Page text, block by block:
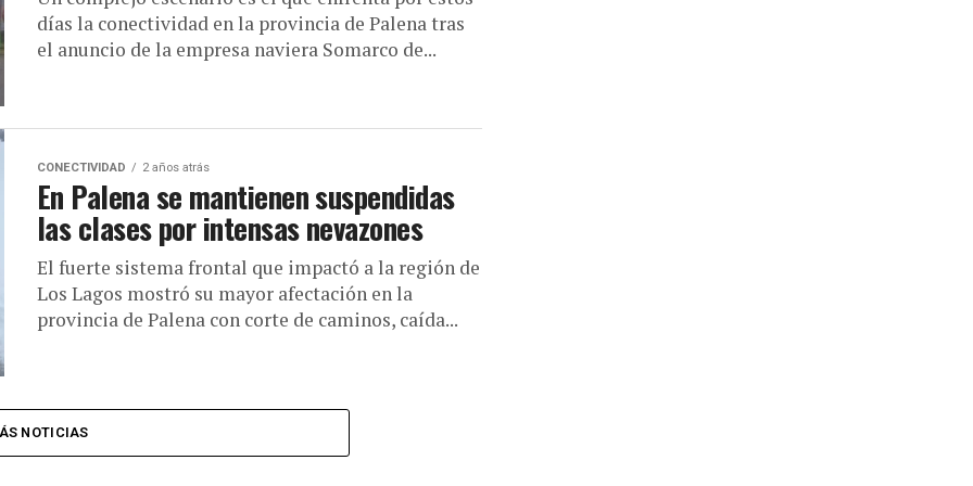
días la conectividad en la provincia de Palena tras
el anuncio de la empresa naviera Somarco de...
CONECTIVIDAD 2 años atrás
En Palena se mantienen suspendidas
las clases por intensas nevazones
El fuerte sistema frontal que impactó a la región de
Los Lagos mostró su mayor afectación en la
provincia de Palena con corte de caminos, caída...
NOTICIAS